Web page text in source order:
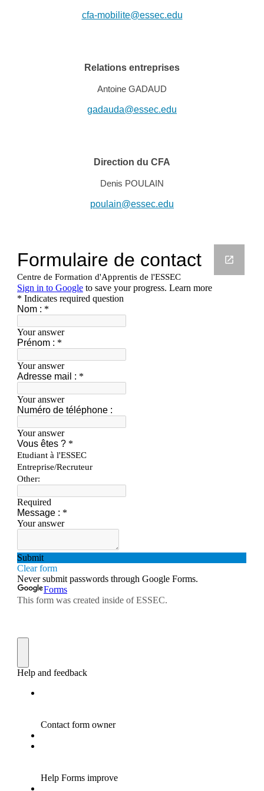
cfa-mobilite@essec.edu
Relations entreprises
Antoine GADAUD
gadauda@essec.edu
Direction du CFA
Denis POULAIN
poulain@essec.edu